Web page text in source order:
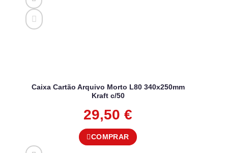
Caixa Cartão Arquivo Morto L80 340x250mm
Kraft c/50
29,50 €
COMPRAR